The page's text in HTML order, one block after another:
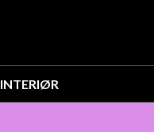
INTERIØR